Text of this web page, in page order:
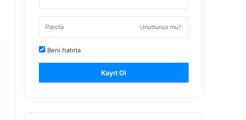
Unuttunuz mu?
Beni hatırla
Kayıt Ol